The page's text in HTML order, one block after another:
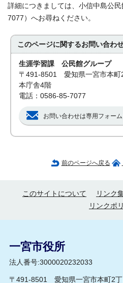
詳細につきましては、小信中島公
7077）へお尋ねください。
このページに関するお問い合わ
生涯学習課 公民館グループ
〒491-8501 愛知県一宮市本
本庁舎4階
電話：0586-85-7077
お問い合わせは専用フォー
前のページへ戻る
このサイトについて リンク
リンクポ
一宮市役所
法人番号:3000020232033
〒491-8501 愛知県一宮市本町2